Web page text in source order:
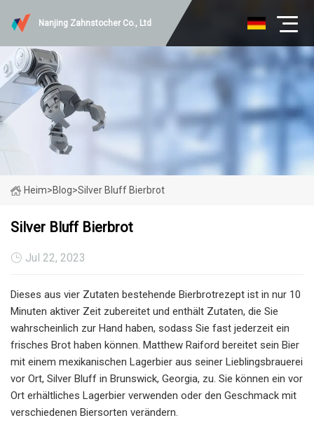
Nanjing Zahnstocher Co., Ltd
Heim>Blog>Silver Bluff Bierbrot
Silver Bluff Bierbrot
Jul 22, 2023
Dieses aus vier Zutaten bestehende Bierbrotrezept ist in nur 10
Minuten aktiver Zeit zubereitet und enthält Zutaten, die Sie
wahrscheinlich zur Hand haben, sodass Sie fast jederzeit ein
frisches Brot haben können. Matthew Raiford bereitet sein Bier
mit einem mexikanischen Lagerbier aus seiner Lieblingsbrauerei
vor Ort, Silver Bluff in Brunswick, Georgia, zu. Sie können ein vor
Ort erhältliches Lagerbier verwenden oder den Geschmack mit
verschiedenen Biersorten verändern.